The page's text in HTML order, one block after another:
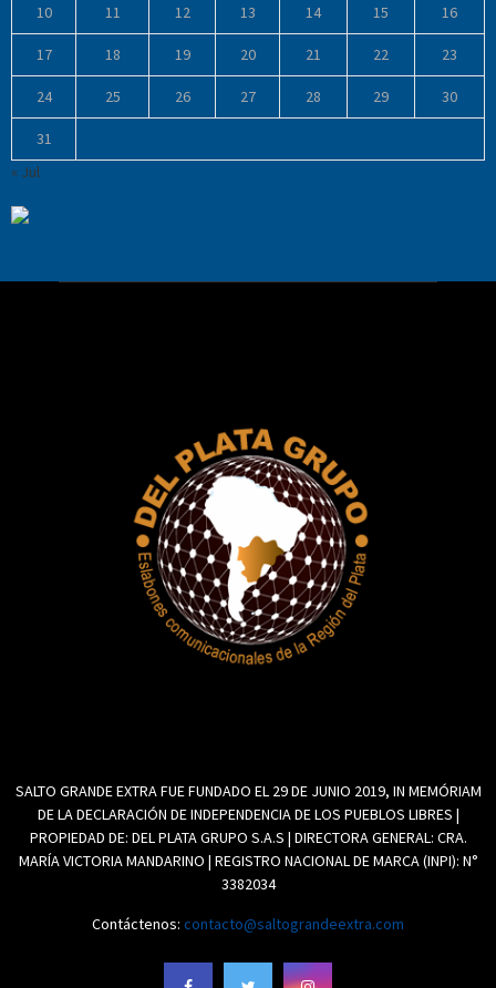
10 11 12 13 14 15 16
17 18 19 20 21 22 23
24 25 26 27 28 29 30
31
« Jul
SALTO GRANDE EXTRA FUE FUNDADO EL 29 DE JUNIO 2019, IN MEMÓRIAM
DE LA DECLARACIÓN DE INDEPENDENCIA DE LOS PUEBLOS LIBRES |
PROPIEDAD DE: DEL PLATA GRUPO S.A.S | DIRECTORA GENERAL: CRA.
MARÍA VICTORIA MANDARINO | REGISTRO NACIONAL DE MARCA (INPI): N°
3382034
Contáctenos: contacto@saltograndeextra.com